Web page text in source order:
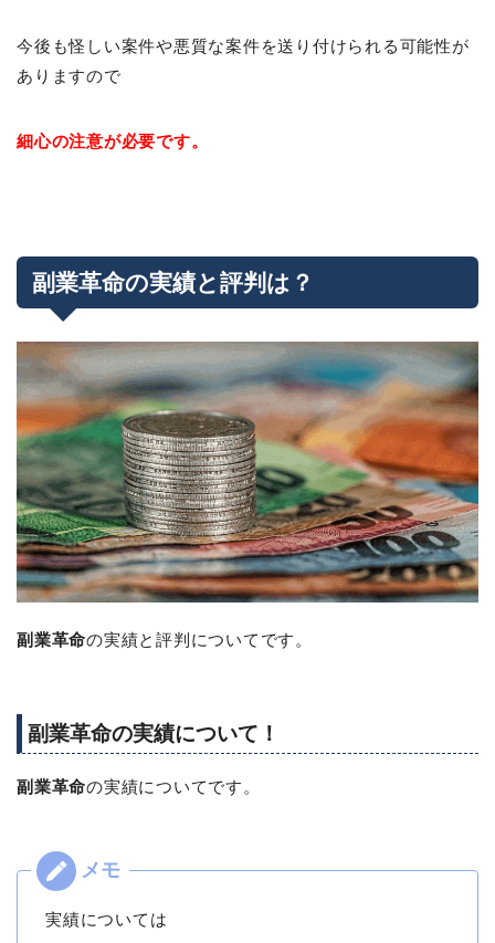
今後も怪しい案件や悪質な案件を送り付けられる可能性が
ありますので
細心の注意が必要です。
副業革命の実績と評判は？
副業革命の実績と評判についてです。
副業革命の実績について！
副業革命の実績についてです。
実績については